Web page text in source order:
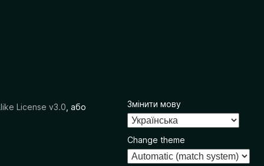
License v3.0 , або Змінити мову
Change theme